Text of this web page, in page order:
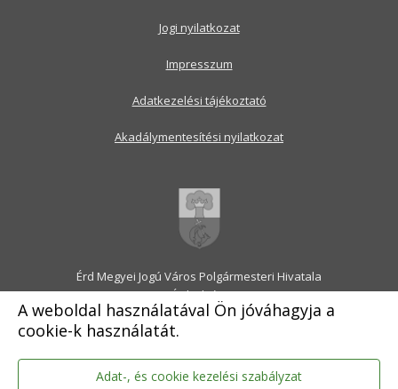
A weboldal használatával Ön jóváhagyja a
cookie-k használatát.
Adat-, és cookie kezelési szabályzat
Érd Megyei Jogú Város Polgármesteri Hivatala
2030 Érd, Alsó utca 1.
Levélcím: 2031 Érd, Pf.: 31
E-mail:onkormanyzat@erd.hu
Telefonközpont:06-23-522-300
Ügyfélszolgálat:06-23-522-301
Jogi nyilatkozat
Impresszum
Adatkezelési tájékoztató
Akadálymentesítési nyilatkozat